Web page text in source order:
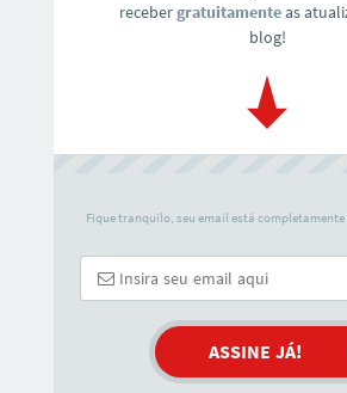
recebergratuitamenteas
blog!
Fique tranquilo, seu email está completamente